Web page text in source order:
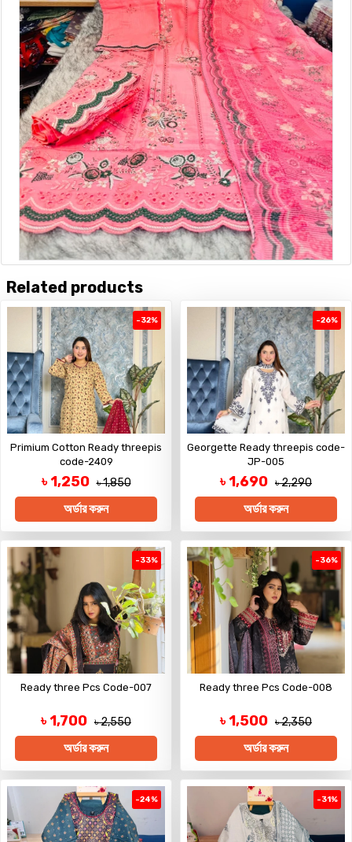
Related products
-32%
Primium Cotton Ready threepis
code-2409
৳ 1,250 ৳ 1,850
অর্ডার করুন
-26%
Georgette Ready threepis code-
JP-005
৳ 1,690 ৳ 2,290
অর্ডার করুন
-33%
Ready three Pcs Code-007
৳ 1,700 ৳ 2,550
অর্ডার করুন
-36%
Ready three Pcs Code-008
৳ 1,500 ৳ 2,350
অর্ডার করুন
-24% -31%